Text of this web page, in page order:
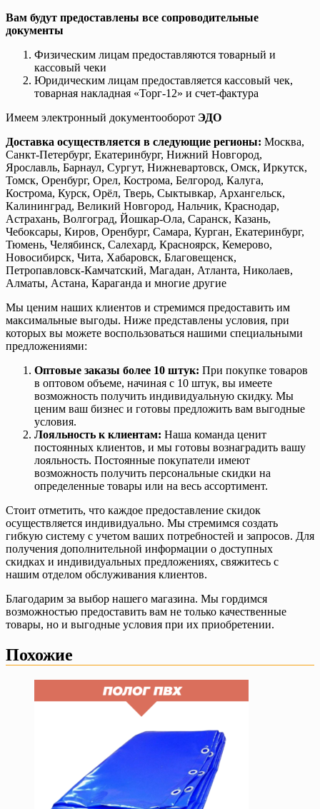
Вам будут предоставлены все сопроводительные
документы
Физическим лицам предоставляются товарный и
кассовый чеки
Юридическим лицам предоставляется кассовый чек,
товарная накладная «Торг-12» и счет-фактура
Имеем электронный документооборот ЭДО
Доставка осуществляется в следующие регионы: Москва,
Санкт-Петербург, Екатеринбург, Нижний Новгород,
Ярославль, Барнаул, Сургут, Нижневартовск, Омск, Иркутск,
Томск, Оренбург, Орел, Кострома, Белгород, Калуга,
Кострома, Курск, Орёл, Тверь, Сыктывкар, Архангельск,
Калининград, Великий Новгород, Нальчик, Краснодар,
Астрахань, Волгоград, Йошкар-Ола, Саранск, Казань,
Чебоксары, Киров, Оренбург, Самара, Курган, Екатеринбург,
Тюмень, Челябинск, Салехард, Красноярск, Кемерово,
Новосибирск, Чита, Хабаровск, Благовещенск,
Петропавловск-Камчатский, Магадан, Атланта, Николаев,
Алматы, Астана, Караганда и многие другие
Мы ценим наших клиентов и стремимся предоставить им
максимальные выгоды. Ниже представлены условия, при
которых вы можете воспользоваться нашими специальными
предложениями:
Оптовые заказы более 10 штук: При покупке товаров
в оптовом объеме, начиная с 10 штук, вы имеете
возможность получить индивидуальную скидку. Мы
ценим ваш бизнес и готовы предложить вам выгодные
условия.
Лояльность к клиентам: Наша команда ценит
постоянных клиентов, и мы готовы вознаградить вашу
лояльность. Постоянные покупатели имеют
возможность получить персональные скидки на
определенные товары или на весь ассортимент.
Стоит отметить, что каждое предоставление скидок
осуществляется индивидуально. Мы стремимся создать
гибкую систему с учетом ваших потребностей и запросов. Для
получения дополнительной информации о доступных
скидках и индивидуальных предложениях, свяжитесь с
нашим отделом обслуживания клиентов.
Благодарим за выбор нашего магазина. Мы гордимся
возможностью предоставить вам не только качественные
товары, но и выгодные условия при их приобретении.
Похожие